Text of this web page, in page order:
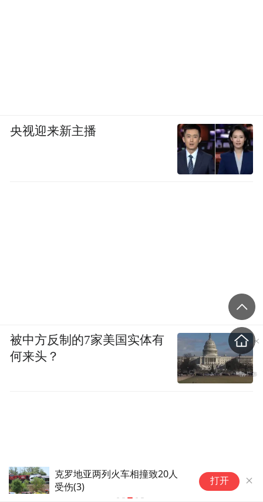
克罗地亚两列火车相撞致20人
受伤(3)
打开
央视迎来新主播
被中方反制的7家美国实体有
何来头？